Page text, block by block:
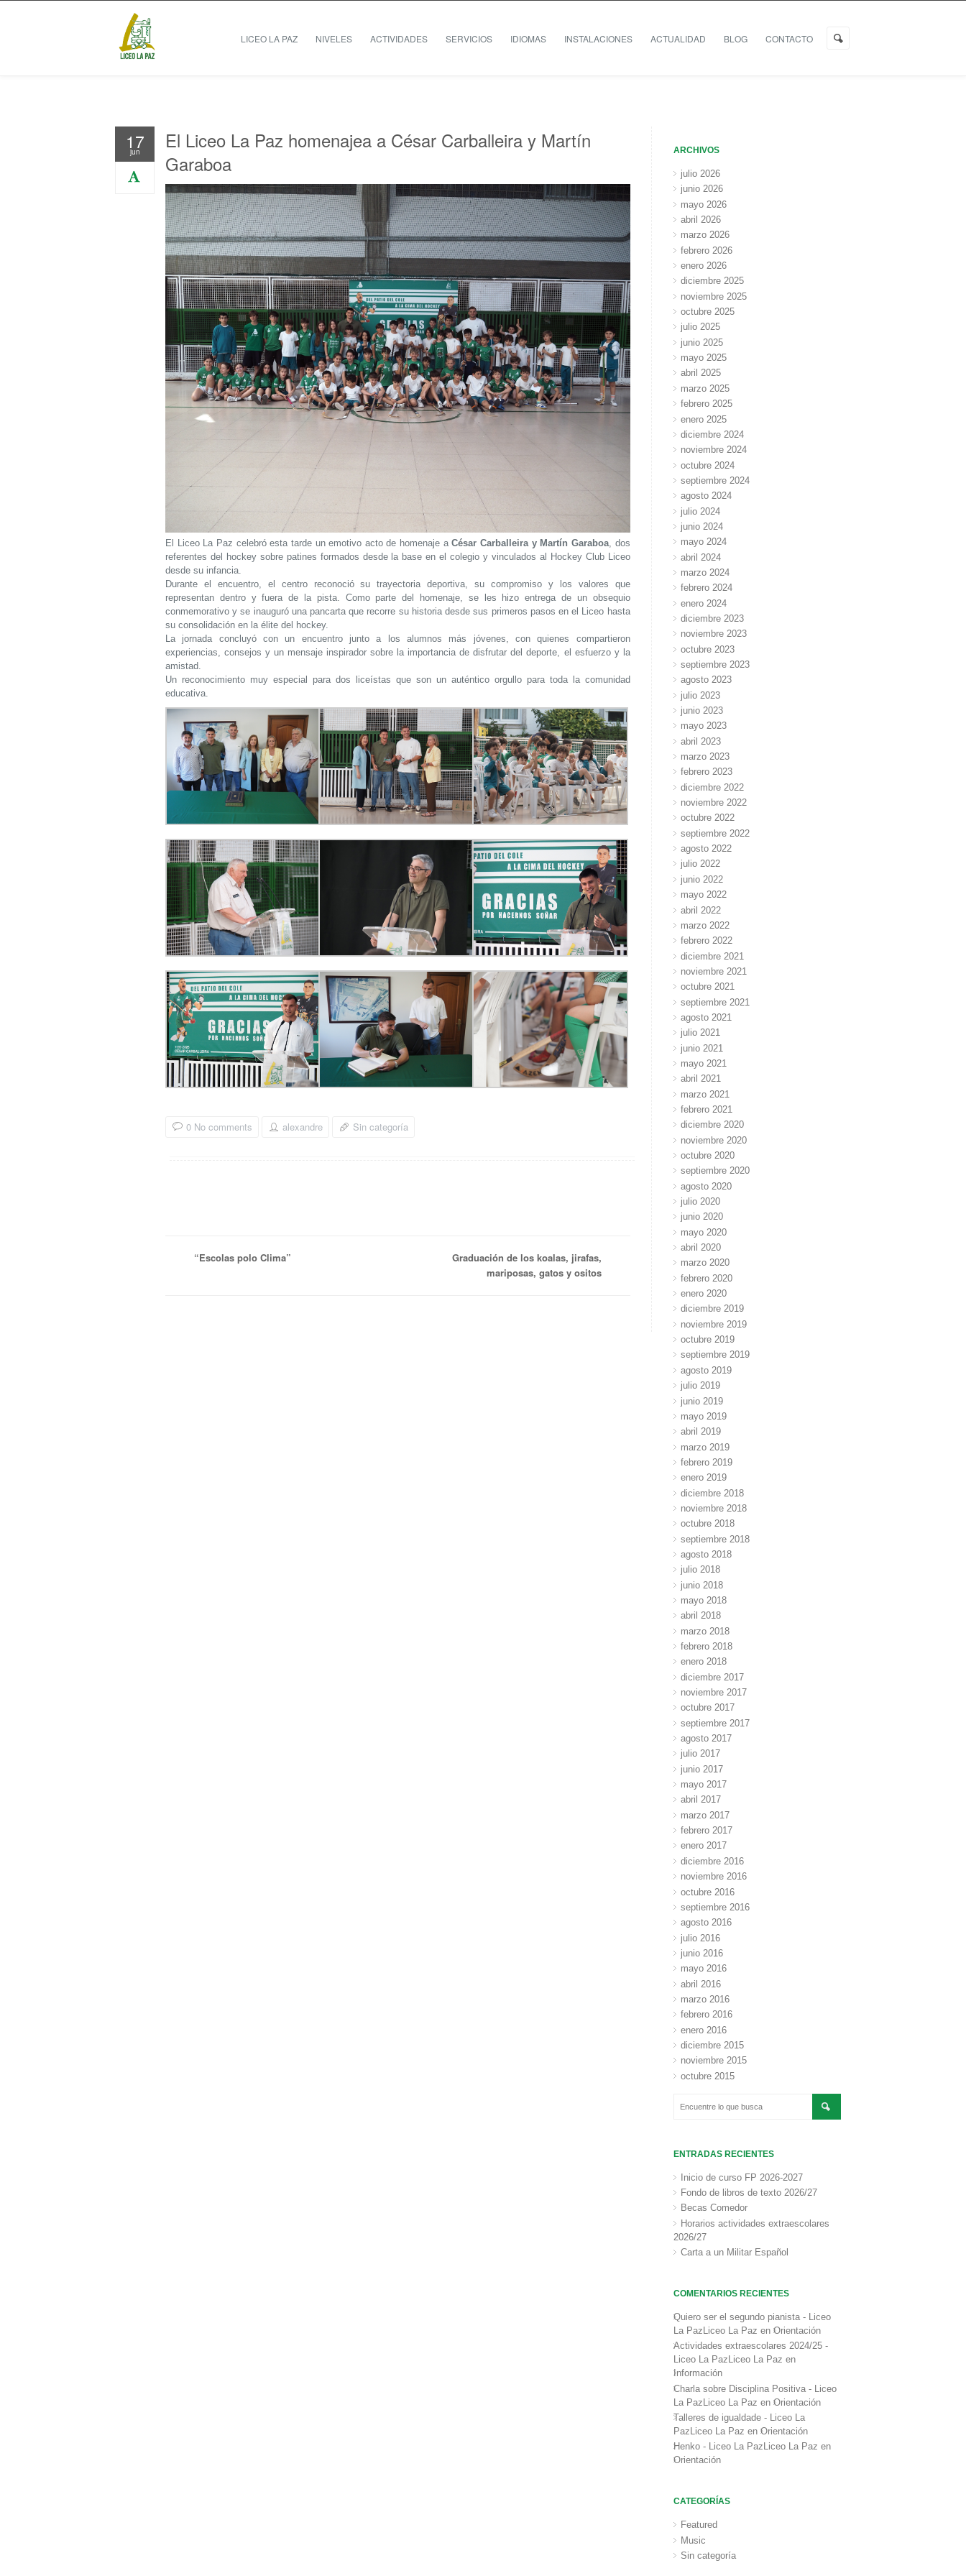
LICEO LA PAZ NIVELES ACTIVIDADES SERVICIOS IDIOMAS INSTALACIONES ACTUALIDAD BLOG CONTACTO
17
jun
El Liceo La Paz homenajea a César Carballeira y Martín
Garaboa
El Liceo La Paz celebró esta tarde un emotivo acto de homenaje aCésar Carballeira y Martín Garaboa , dos
referentes del hockey sobre patines formados desde la base en el colegio y vinculados al Hockey Club Liceo
desde su infancia.
Durante el encuentro, el centro reconoció su trayectoria deportiva, su compromiso y los valores que
representan dentro y fuera de la pista. Como parte del homenaje, se les hizo entrega de un obsequio
conmemorativo y se inauguró una pancarta que recorre su historia desde sus primeros pasos en el Liceo hasta
su consolidación en la élite del hockey.
La jornada concluyó con un encuentro junto a los alumnos más jóvenes, con quienes compartieron
experiencias, consejos y un mensaje inspirador sobre la importancia de disfrutar del deporte, el esfuerzo y la
amistad.
Un reconocimiento muy especial para dos liceístas que son un auténtico orgullo para toda la comunidad
educativa.
0 No comments alexandre Sin categoría
“Escolas polo Clima”
Graduación de los koalas, jirafas,
mariposas, gatos y ositos
ARCHIVOS
julio 2026
junio 2026
mayo 2026
abril 2026
marzo 2026
febrero 2026
enero 2026
diciembre 2025
noviembre 2025
octubre 2025
julio 2025
junio 2025
mayo 2025
abril 2025
marzo 2025
febrero 2025
enero 2025
diciembre 2024
noviembre 2024
octubre 2024
septiembre 2024
agosto 2024
julio 2024
junio 2024
mayo 2024
abril 2024
marzo 2024
febrero 2024
enero 2024
diciembre 2023
noviembre 2023
octubre 2023
septiembre 2023
agosto 2023
julio 2023
junio 2023
mayo 2023
abril 2023
marzo 2023
febrero 2023
diciembre 2022
noviembre 2022
octubre 2022
septiembre 2022
agosto 2022
julio 2022
junio 2022
mayo 2022
abril 2022
marzo 2022
febrero 2022
diciembre 2021
noviembre 2021
octubre 2021
septiembre 2021
agosto 2021
julio 2021
junio 2021
mayo 2021
abril 2021
marzo 2021
febrero 2021
diciembre 2020
noviembre 2020
octubre 2020
septiembre 2020
agosto 2020
julio 2020
junio 2020
mayo 2020
abril 2020
marzo 2020
febrero 2020
enero 2020
diciembre 2019
noviembre 2019
octubre 2019
septiembre 2019
agosto 2019
julio 2019
junio 2019
mayo 2019
abril 2019
marzo 2019
febrero 2019
enero 2019
diciembre 2018
noviembre 2018
octubre 2018
septiembre 2018
agosto 2018
julio 2018
junio 2018
mayo 2018
abril 2018
marzo 2018
febrero 2018
enero 2018
diciembre 2017
noviembre 2017
octubre 2017
septiembre 2017
agosto 2017
julio 2017
junio 2017
mayo 2017
abril 2017
marzo 2017
febrero 2017
enero 2017
diciembre 2016
noviembre 2016
octubre 2016
septiembre 2016
agosto 2016
julio 2016
junio 2016
mayo 2016
abril 2016
marzo 2016
febrero 2016
enero 2016
diciembre 2015
noviembre 2015
octubre 2015
ENTRADAS RECIENTES
Inicio de curso FP 2026-2027
Fondo de libros de texto 2026/27
Becas Comedor
Horarios actividades extraescolares
2026/27
Carta a un Militar Español
COMENTARIOS RECIENTES
Quiero ser el segundo pianista - Liceo
La PazLiceo La Paz enOrientación
Actividades extraescolares 2024/25 -
Liceo La PazLiceo La Paz en
Información
Charla sobre Disciplina Positiva - Liceo
La PazLiceo La Paz enOrientación
Talleres de igualdade - Liceo La
PazLiceo La Paz enOrientación
Henko - Liceo La PazLiceo La Paz en
Orientación
CATEGORÍAS
Featured
Music
Sin categoría